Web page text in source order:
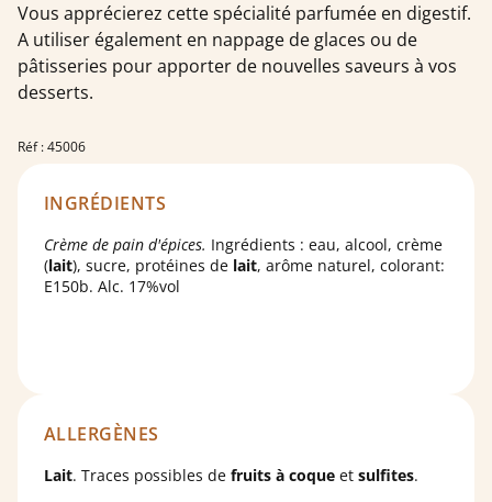
Vous apprécierez cette spécialité parfumée en digestif.
A utiliser également en nappage de glaces ou de
pâtisseries pour apporter de nouvelles saveurs à vos
desserts.
Réf : 45006
INGRÉDIENTS
Crème de pain d'épices. Ingrédients : eau, alcool, crème
(lait), sucre, protéines de lait, arôme naturel, colorant:
E150b. Alc. 17%vol
ALLERGÈNES
Lait. Traces possibles de fruits à coque et sulfites.